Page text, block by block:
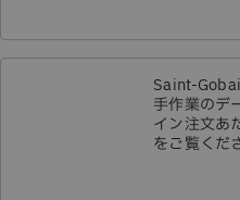
Saint-
手作業のデ
イン注文あ
をご覧くだ